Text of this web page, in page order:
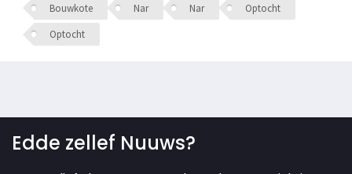
Bouwkote
Nar Nar
Optocht
Optocht
Edde zellef Nuuws?